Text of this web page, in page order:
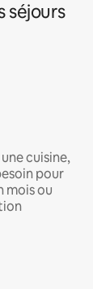
séjours
cuisine,
pour
mois ou